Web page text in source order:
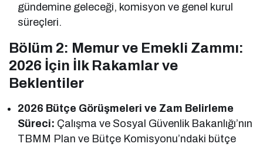
gündemine geleceği, komisyon ve genel kurul
süreçleri.
Bölüm 2: Memur ve Emekli Zammı:
2026 İçin İlk Rakamlar ve
Beklentiler
2026 Bütçe Görüşmeleri ve Zam Belirleme
Süreci: Çalışma ve Sosyal Güvenlik Bakanlığı’nın
TBMM Plan ve Bütçe Komisyonu’ndaki bütçe